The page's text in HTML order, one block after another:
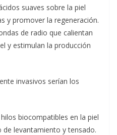
suaves sobre la piel
y promover la regeneración.
de radio que calientan
y estimulan la producción
invasivos serían los
biocompatibles en la piel
levantamiento y tensado.